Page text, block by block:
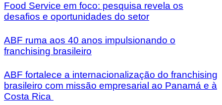
Food Service em foco: pesquisa revela os
desafios e oportunidades do setor
ABF ruma aos 40 anos impulsionando o
franchising brasileiro
ABF fortalece a internacionalização do franchising
brasileiro com missão empresarial ao Panamá e à
Costa Rica